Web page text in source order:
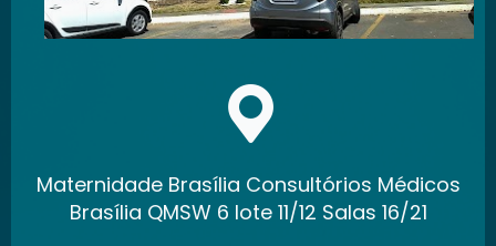
Maternidade Brasília Consultórios Médicos
Brasília QMSW 6 lote 11/12 Salas 16/21